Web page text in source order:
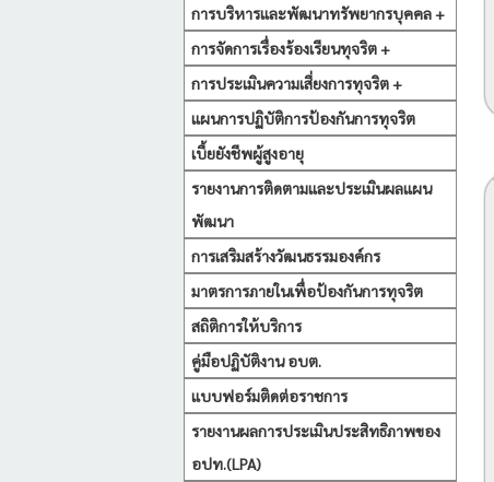
การบริหารและพัฒนาทรัพยากรบุคคล +
การจัดการเรื่องร้องเรียนทุจริต +
การประเมินความเสี่ยงการทุจริต +
แผนการปฏิบัติการป้องกันการทุจริต
เบี้ยยังชีพผู้สูงอายุ
รายงานการติดตามและประเมินผลแผน
พัฒนา
การเสริมสร้างวัฒนธรรมองค์กร
มาตรการภายในเพื่อป้องกันการทุจริต
สถิติการให้บริการ
คู่มือปฏิบัติงาน อบต.
แบบฟอร์มติดต่อราชการ
รายงานผลการประเมินประสิทธิภาพของ
อปท.(LPA)